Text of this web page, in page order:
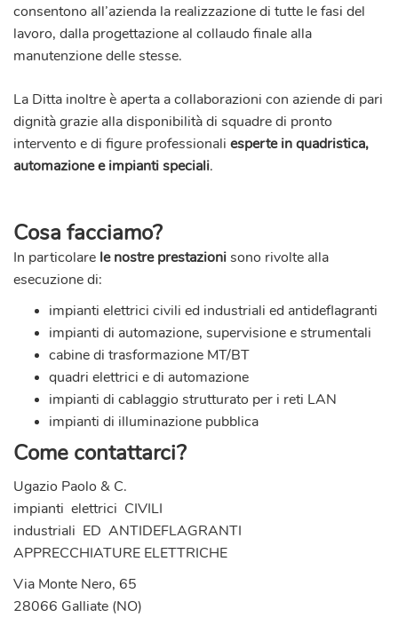
consentono all’azienda la realizzazione di tutte le fasi del
lavoro, dalla progettazione al collaudo finale alla
manutenzione delle stesse.
La Ditta inoltre è aperta a collaborazioni con aziende di pari
dignità grazie alla disponibilità di squadre di pronto
intervento e di figure professionali esperte in quadristica,
automazione e impianti speciali.
Cosa facciamo?
In particolare le nostre prestazionisono rivolte alla
esecuzione di:
impianti elettrici civili ed industriali ed antideflagranti
impianti di automazione, supervisione e strumentali
cabine di trasformazione MT/BT
quadri elettrici e di automazione
impianti di cablaggio strutturato per i reti LAN
impianti di illuminazione pubblica
Come contattarci?
Ugazio Paolo & C.
impianti elettrici CIVILI
industriali ED ANTIDEFLAGRANTI
APPRECCHIATURE ELETTRICHE
Via Monte Nero, 65
28066 Galliate (NO)